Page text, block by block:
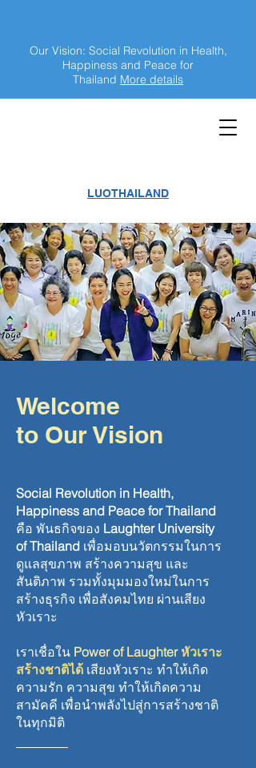
LUOTHAILAND
Our Vision: Social Revolution in Health,
Happiness and Peace for
Thailand More details
Welcome
to Our Vision
Social Revolution in Health,
Happiness and Peace for Thailand
คือ พันธกิจของ Laughter University
of Thailand เพื่อมอบนวัตกรรมในการ
ดูแลสุขภาพ สร้างความสุข และ
สันติภาพ รวมทั้งมุมมองใหม่ในการ
สร้างธุรกิจ เพื่อสังคมไทย ผ่านเสียง
หัวเราะ
เราเชื่อใน Power of Laughter หัวเราะ
สร้างชาติได้ เสียงหัวเราะ ทำให้เกิด
ความรัก ความสุข ทำให้เกิดความ
สามัคคี เพื่อนำพลังไปสู่การสร้างชาติ
ในทุกมิติ